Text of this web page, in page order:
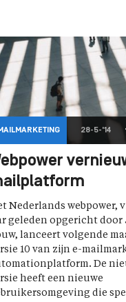
28-5-'14
Nederlands webpower,
geleden opgericht door
lanceert volgende
10 van zijn e-
De
heeft een nieuwe
die